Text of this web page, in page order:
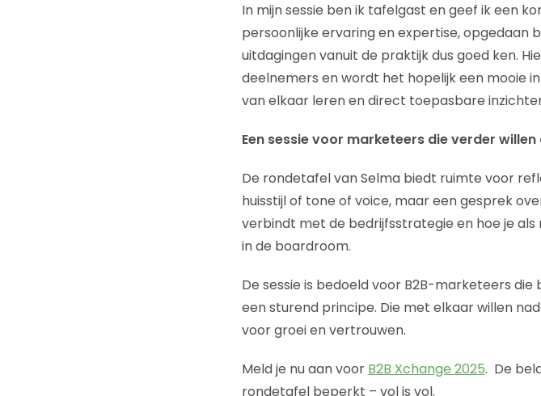
In mijn sessie ben ik tafelgast en geef ik een
persoonlijke ervaring en expertise, opgedaan
uitdagingen vanuit de praktijk dus goed ken.
deelnemers en wordt het hopelijk een mooie
van elkaar leren en direct toepasbare
Een sessie voor marketeers die verder willen
De rondetafel van Selma biedt ruimte voor
huisstijl of tone of voice, maar een gesprek
verbindt met de bedrijfsstrategie en hoe je
in de boardroom.
De sessie is bedoeld voor B2B-marketeers
een sturend principe. Die met elkaar willen
voor groei en vertrouwen.
Meld je nu aan voor B2B Xchange 2025. De
rondetafel beperkt – vol is vol.